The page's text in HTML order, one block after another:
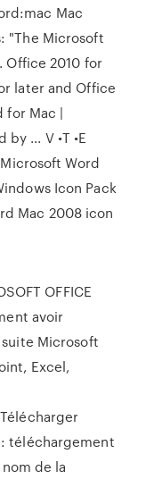
Mac
"The Microsoft
Office 2010 for
later and Office
for Mac |
... V •T •E
Word
Icon Pack
Mac 2008 icon
OFFICE
avoir
Microsoft
Excel,
téléchargement
de la